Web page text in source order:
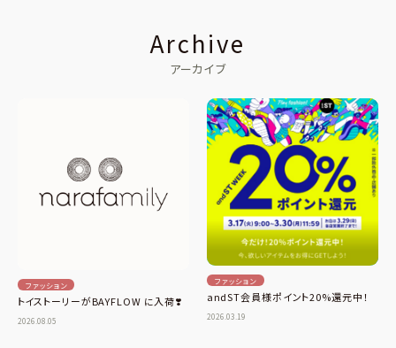
Archive
アーカイブ
ファッション
トイストーリーがBAYFLOW に入荷❣️
2026.08.05
ファッション
andST会員様ポイント20%還元中！
2026.03.19